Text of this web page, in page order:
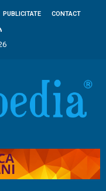
PUBLICITATE CONTACT